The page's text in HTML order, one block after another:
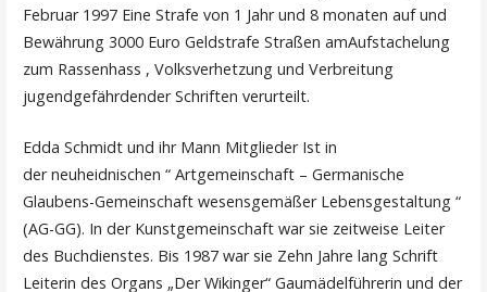
Februar 1997 Eine Strafe von 1 Jahr und 8 monaten auf und
Bewährung 3000 Euro Geldstrafe Straßen amAufstachelung
zum Rassenhass , Volksverhetzung und Verbreitung
jugendgefährdender Schriften verurteilt.
Edda Schmidt und ihr Mann Mitglieder Ist in
der neuheidnischen “ Artgemeinschaft – Germanische
Glaubens-Gemeinschaft wesensgemäßer Lebensgestaltung “
(AG-GG). In der Kunstgemeinschaft war sie zeitweise Leiter
des Buchdienstes. Bis 1987 war sie Zehn Jahre lang Schrift
Leiterin des Organs „Der Wikinger“ Gaumädelführerin und der